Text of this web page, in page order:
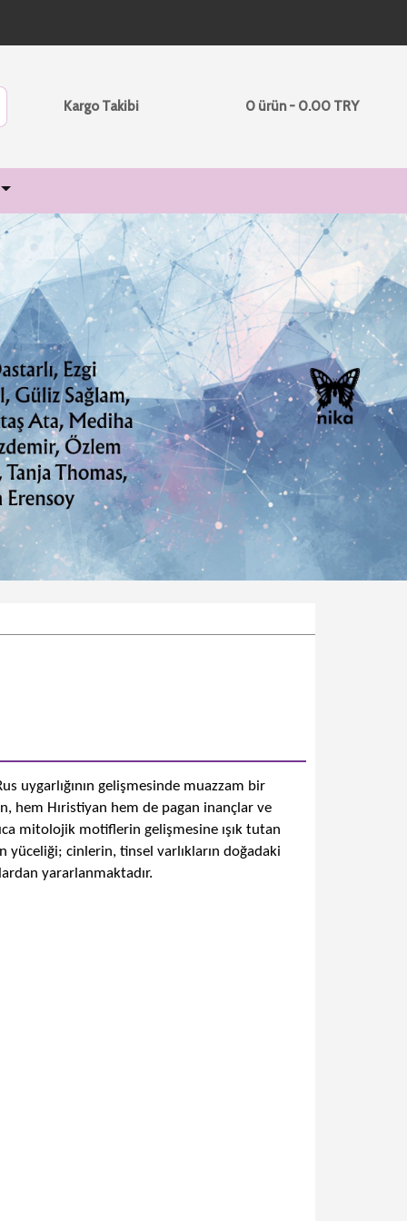
Kargo Takibi 0 ürün - 0.00 TRY
Next
uygarlığının gelişmesinde muazzam bir
hem Hıristiyan hem de pagan inançlar ve
mitolojik motiflerin gelişmesine ışık tutan
cinlerin, tinsel varlıkların doğadaki
yararlanmaktadır.